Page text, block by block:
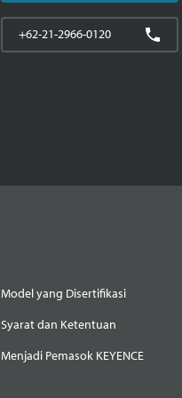
+62-21-2966-0120
Model yang Disertifikasi
Syarat dan Ketentuan
Menjadi Pemasok KEYENCE